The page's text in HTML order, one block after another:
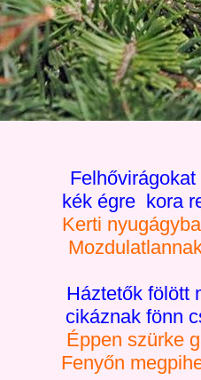
kék égre kora
Kerti
Háztetők fölött
cikáznak fönn
Éppen szürke
Fenyőn